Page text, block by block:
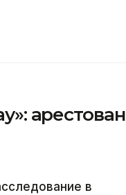
арестован
в